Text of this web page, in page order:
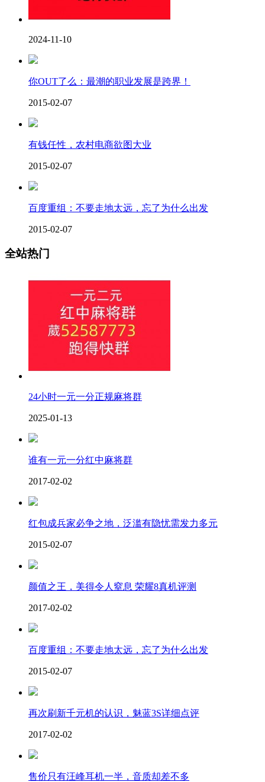
2024-11-10
你OUT了么：最潮的职业发展是跨界！
2015-02-07
有钱任性，农村电商欲图大业
2015-02-07
百度重组：不要走地太远，忘了为什么出发
2015-02-07
全站热门
24小时一元一分正规麻将群
2025-01-13
谁有一元一分红中麻将群
2017-02-02
红包成兵家必争之地，泛滥有隐忧需发力多元
2015-02-07
颜值之王，美得令人窒息 荣耀8真机评测
2017-02-02
百度重组：不要走地太远，忘了为什么出发
2015-02-07
再次刷新千元机的认识，魅蓝3S详细点评
2017-02-02
售价只有汪峰耳机一半，音质却差不多